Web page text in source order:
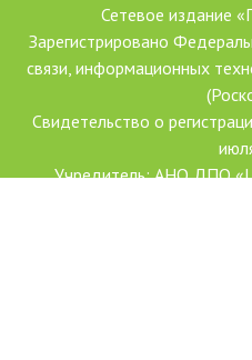
Сетевое издание
Зарегистрировано
связи, информационных
Свидетельство о
Учредитель: АНО ДПО